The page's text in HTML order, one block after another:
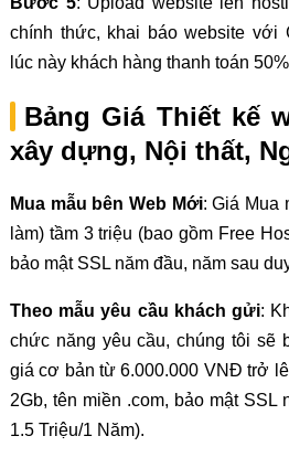
chính thức, khai báo website với
lúc này khách hàng thanh toán
Bảng Giá Thiết kế
xây dựng, Nội thất,
Mua mẫu bên Web Mới: Giá Mua
làm) tầm 3 triệu (bao gồm Free
bảo mật SSL năm đầu, năm sau
Theo mẫu yêu cầu khách gửi:
chức năng yêu cầu, chúng tôi sẽ
giá cơ bản từ 6.000.000 VNĐ trở
2Gb, tên miền .com, bảo mật SSL
1.5 Triệu/1 Năm).